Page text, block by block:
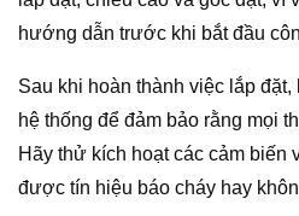
hướng dẫn trước khi bắt đầu
Sau khi hoàn thành việc lắp
hệ thống để đảm bảo rằng mọi
Hãy thử kích hoạt các cảm biến
được tín hiệu báo cháy hay